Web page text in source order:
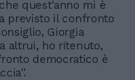
quest'anno mi è
previsto il confronto
Giorgia
altrui, ho ritenuto,
democratico è